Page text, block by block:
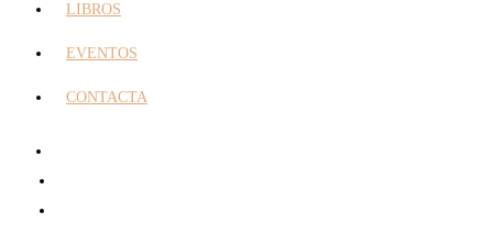
LIBROS
EVENTOS
CONTACTA